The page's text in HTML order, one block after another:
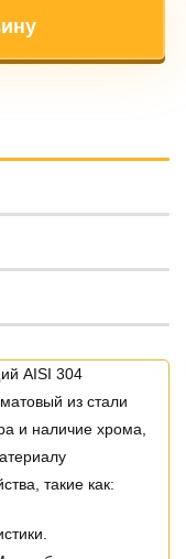
AISI 304
из стали
и наличие хрома,
такие как: